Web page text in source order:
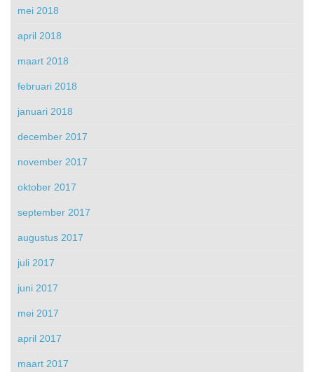
mei 2018
april 2018
maart 2018
februari 2018
januari 2018
december 2017
november 2017
oktober 2017
september 2017
augustus 2017
juli 2017
juni 2017
mei 2017
april 2017
maart 2017